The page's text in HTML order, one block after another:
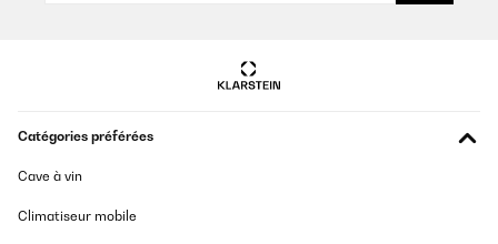
Catégories préférées
Cave à vin
Climatiseur mobile